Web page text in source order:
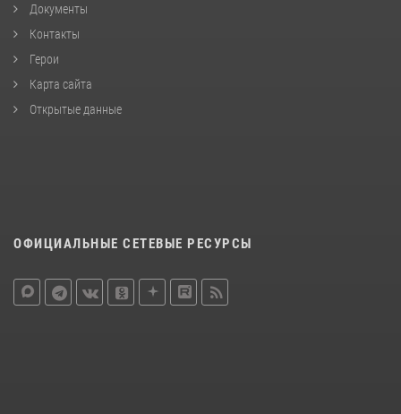
Документы
Контакты
Герои
Карта сайта
Открытые данные
ОФИЦИАЛЬНЫЕ СЕТЕВЫЕ РЕСУРСЫ